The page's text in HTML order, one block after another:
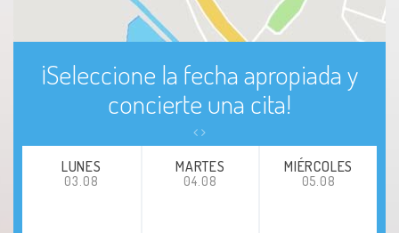
¡Seleccione la fecha apropiada y
concierte una cita!
LUNES
03.08
MARTES
04.08
MIÉRCOLES
05.08